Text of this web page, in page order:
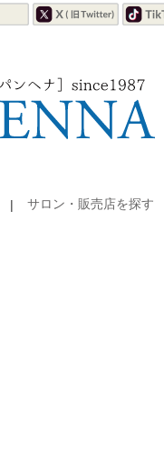
サロン・販売店を探す